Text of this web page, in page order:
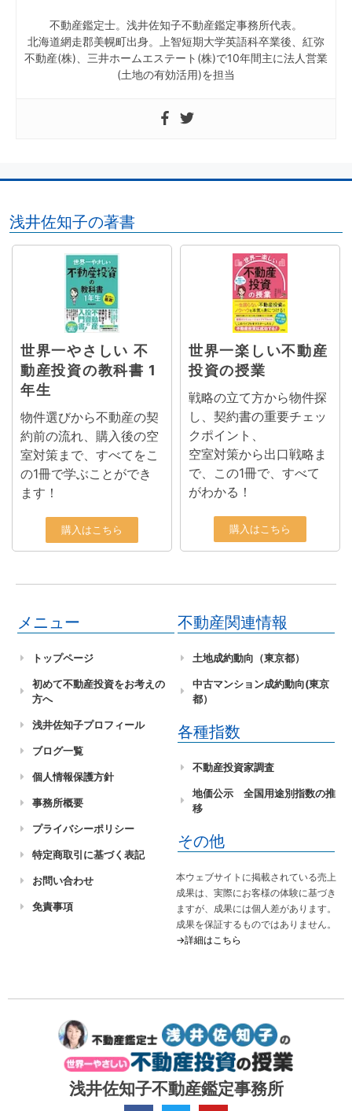
不動産鑑定士。浅井佐知子不動産鑑定事務所代表。
北海道網走郡美幌町出身。上智短期大学英語科卒業後、紅弥
不動産(株)、三井ホームエステート(株)で10年間主に法人営業
(土地の有効活用)を担当
浅井佐知子不動産鑑定事務所
メニュー
トップページ
初めて不動産投資をお考えの
方へ
浅井佐知子プロフィール
ブログ一覧
個人情報保護方針
事務所概要
プライバシーポリシー
特定商取引に基づく表記
お問い合わせ
免責事項
不動産関連情報
土地成約動向（東京都）
中古マンション成約動向(東京
都）
各種指数
不動産投資家調査
地価公示 全国用途別指数の推
移
その他
本ウェブサイトに掲載されている売上
成果は、実際にお客様の体験に基づき
ますが、成果には個人差があります。
成果を保証するものではありません。
→詳細はこちら
浅井佐知子の著書
世界一やさしい 不
動産投資の教科書 1
年生
物件選びから不動産の契
約前の流れ、購入後の空
室対策まで、すべてをこ
の1冊で学ぶことができ
ます！
購入はこちら
世界一楽しい不動産
投資の授業
戦略の立て方から物件探
し、契約書の重要チェッ
クポイント、
空室対策から出口戦略ま
で、この1冊で、すべて
がわかる！
購入はこちら